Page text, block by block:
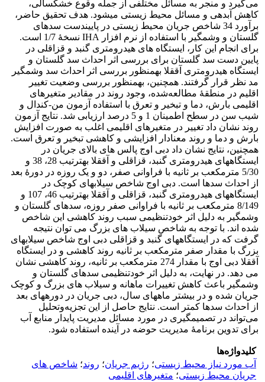
می‌گیرد و منجر به مسائل مختلفی از جمله وقوع خشکسالی،
کاهش آبدهی و مسائل محیط ‏زیستی می‏شود. هدف تحقیق حاضر،
برآورد 34 شاخص‏ جریان محیط‏ زیستی در پایین‏دست سدهای
گلستان و وشمگیر با استفاده از نرم ‏افزار IHA نسخۀ 1/7 است.
برای انجام این کار، ایستگاه‏ های هیدرومتری گنبد و قزاقلی در
پایین ‏دست سد گلستان برای بررسی اثر احداث سد گلستان و
ایستگاه هیدرومتری آق‏قلا به‏منظور بررسی اثر احداث سد وشمگیر
مد نظر قرار گرفتند. همچنین، به‏منظور بررسی وضعیت تغییر
اقلیم در منطقۀ مطالعه‌شده، وجود روند در مقادیر متغیرهای
اقلیمی بارش، دما و تبخیر و تعرق با استفاده آزمون من-کندال و
شیب سن در سطح اطمینان 1 و 5 درصد ارزیابی شد. نتایج آزمون
روند نشان داد ‌تغییر در متغیرهای اقلیمی اغلب به‏ صورت افزایش
بارش و دما و روند معنا‏دار افزایشی و کاهشی تبخیر و تعرق است.
همچنین، نتایج نشان داد دبی اوج پالس ‏های بالای جریان در
ایستگاه‏های هیدرومتری گنبد، قزاقلی و آق‏قلا به‏ترتیب 28، 38 و
5/30 مترمکعب بر ثانیه با فراوانی صفر، دو و یک روزه در دورۀ بعد
از احداث سدها است. دبی اوج شاخص سیلاب‏های کوچک در
ایستگاه‏های هیدرومتری گنبد، قزاقلی و آق‏قلا به‏ترتیب 46، 107 و
8/149 مترمکعب بر ثانیه با فراوانی صفر روزه، سدهای گلستان و
وشمگیر به دلیل اثر خودتنظیمی سبب روند کاهشی این شاخص
شده‏ اند. با توجه به شاخص سیلاب‏ های بزرگ می ‏توان نتیجه
گرفت که در ایستگاه‏های گنبد و قزاقلی دبی اوج شاخص سیلاب‏های
بزرگ با مقدار صفر مترمکعب بر ثانیه روند کاهشی و در ایستگاه
آق‏قلا دبی اوج با مقدار 274 مترمکعب بر ثانیه، روند کاهشی نشان
می‏ دهد. در نهایت، به دلیل اثر خودتنظیمی سد‏های گلستان و
وشمگیر باعث کاهش تغییرات ماهانه و سیلاب‏ های بزرگ و کوچک
جریان شده و در بیشتر ماه‏های سال، دبی جریان در دوره‏های بعد
از احداث سد‏ها کمتر است. نتایج حاصل از این تجزیه‌و‌تحلیل
می‌تواند در تصمیم‏گیری در مورد مسائل مدیریت پایدار منابع آب
برای تدوین برنامۀ مدیریت حوضه در آینده استفاده شود.
کلیدواژه‌ها
آب مورد نیاز محیط زیستی؛ رژیم جریان؛ روند؛ شاخص‏ های
جریان محیط‏ زیستی؛ متغیرهای اقلیمی